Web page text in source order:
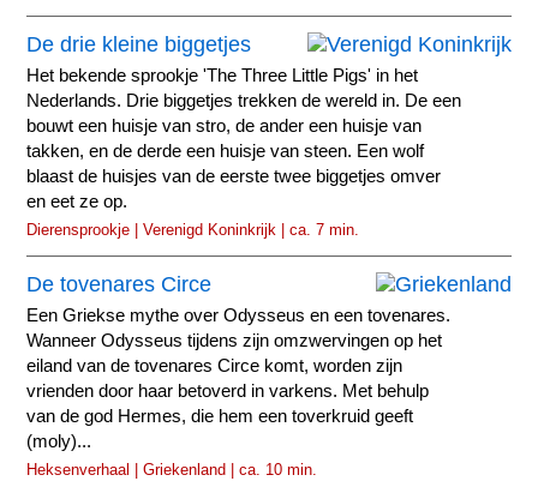
De drie kleine biggetjes
Het bekende sprookje 'The Three Little Pigs' in het
Nederlands. Drie biggetjes trekken de wereld in. De een
bouwt een huisje van stro, de ander een huisje van
takken, en de derde een huisje van steen. Een wolf
blaast de huisjes van de eerste twee biggetjes omver
en eet ze op.
Dierensprookje | Verenigd Koninkrijk | ca. 7 min.
De tovenares Circe
Een Griekse mythe over Odysseus en een tovenares.
Wanneer Odysseus tijdens zijn omzwervingen op het
eiland van de tovenares Circe komt, worden zijn
vrienden door haar betoverd in varkens. Met behulp
van de god Hermes, die hem een toverkruid geeft
(moly)...
Heksenverhaal | Griekenland | ca. 10 min.